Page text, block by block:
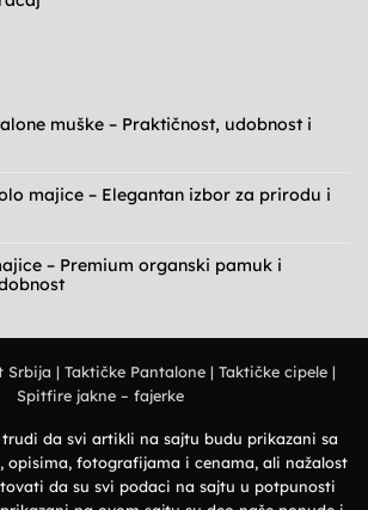
muške – Praktičnost, udobnost i
majice – Elegantan izbor za prirodu i
– Premium organski pamuk i
Srbija | Taktičke Pantalone| Taktičke cipele|
Spitfire jakne – fajerke
trudi da svi artikli na sajtu budu prikazani sa
opisima, fotografijama i cenama, ali nažalost
da su svi podaci na sajtu u potpunosti